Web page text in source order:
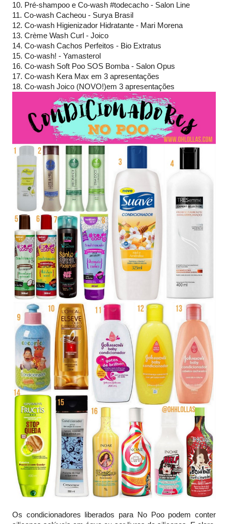
10. Pré-shampoo e Co-wash #todecacho - Salon Line
11. Co-wash Cacheou - Surya Brasil
12. Co-wash Higienizador Hidratante - Mari Morena
13. Crème Wash Curl - Joico
14. Co-wash Cachos Perfeitos - Bio Extratus
15. Co-wash! - Yamasterol
16. Co-wash Soft Poo SOS Bomba - Salon Opus
17. Co-wash Kera Max em 3 apresentações
18. Co-wash Joico (NOVO!)em 3 apresentações
Os condicionadores liberados para No Poo podem conter